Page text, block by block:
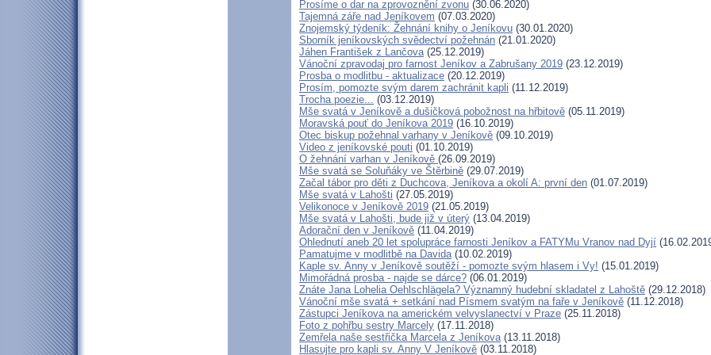
Prosíme o dar na zprovoznění zvonu (30.06.2020)
Tajemná záře nad Jeníkovem (07.03.2020)
Znojemský týdeník: Žehnání knihy o Jeníkovu (30.01.2020)
Sborník jeníkovských svědectví požehnán (21.01.2020)
Jáhen František z Lančova(25.12.2019)
Vánoční zpravodaj pro farnost Jeníkov a Zabrušany 2019 (23.12.2019)
Prosba o modlitbu - aktualizace (20.12.2019)
Prosím, pomozte svým darem zachránit kapli (11.12.2019)
Trocha poezie... (03.12.2019)
Mše svatá v Jeníkově a dušičková pobožnost na hřbitově (05.11.2019)
Moravská pouť do Jeníkova 2019 (16.10.2019)
Otec biskup požehnal varhany v Jeníkově (09.10.2019)
Video z jeníkovské pouti (01.10.2019)
O žehnání varhan v Jeníkově (26.09.2019)
Mše svatá se Soluňáky ve Štěrbině (29.07.2019)
Začal tábor pro děti z Duchcova, Jeníkova a okolí A: první den (01.07.2019)
Mše svatá v Lahošti (27.05.2019)
Velikonoce v Jeníkově 2019 (21.05.2019)
Mše svatá v Lahošti, bude již v úterý (13.04.2019)
Adorační den v Jeníkově (11.04.2019)
Ohlednutí aneb 20 let spolupráce farnosti Jeníkov a FATYMu Vranov nad Dyjí
Pamatujme v modlitbě na Davida(10.02.2019)
Kaple sv. Anny v Jeníkově soutěží - pomozte svým hlasem i Vy! (15.01.2019)
Mimořádná prosba - najde se dárce? (06.01.2019)
Znáte Jana Lohelia Oehlschlägela? Významný hudební skladatel z Lahoště (29.12.2018)
Vánoční mše svatá + setkání nad Písmem svatým na faře v Jeníkově (11.12.2018)
Zástupci Jeníkova na americkém velvyslanectví v Praze (25.11.2018)
Foto z pohřbu sestry Marcely (17.11.2018)
Zemřela naše sestřička Marcela z Jeníkova(13.11.2018)
Hlasujte pro kapli sv. Anny V Jeníkově (03.11.2018)